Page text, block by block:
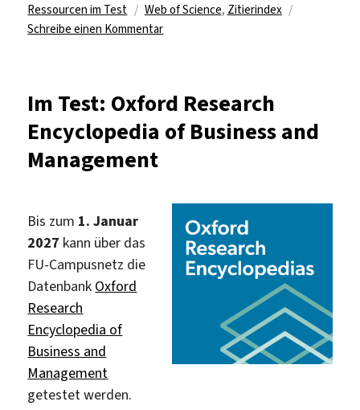
am
Ressourcen im Test
Schlagwörter
Web of Science, Zitierindex
Schreibe einen Kommentarzu
of
Science
Expanded
Im Test: Oxford Research
Encyclopedia of Business and
Management
Bis zum 1. Januar
2027 kann über das
FU-Campusnetz die
Datenbank Oxford
Research
Encyclopedia of
Business and
Management
getestet werden.